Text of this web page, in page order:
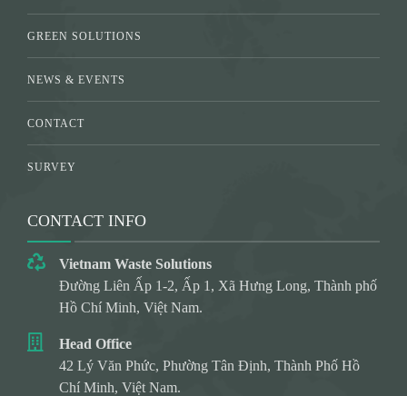
GREEN SOLUTIONS
NEWS & EVENTS
CONTACT
SURVEY
CONTACT INFO
Vietnam Waste Solutions
Đường Liên Ấp 1-2, Ấp 1, Xã Hưng Long, Thành phố
Hồ Chí Minh, Việt Nam.
Head Office
42 Lý Văn Phức, Phường Tân Định, Thành Phố Hồ
Chí Minh, Việt Nam.